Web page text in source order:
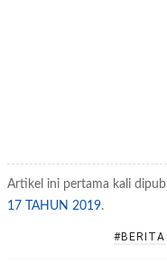
Artikel ini pertama kali
17 TAHUN 2019.
#BERITA